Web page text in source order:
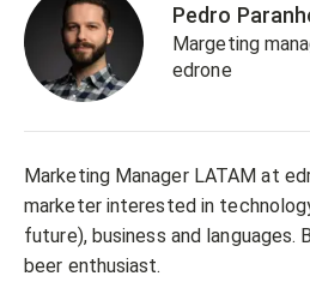
Pedro
Margeting
edrone
Marketing Manager LATAM at
marketer interested in
future), business and languages.
beer enthusiast.